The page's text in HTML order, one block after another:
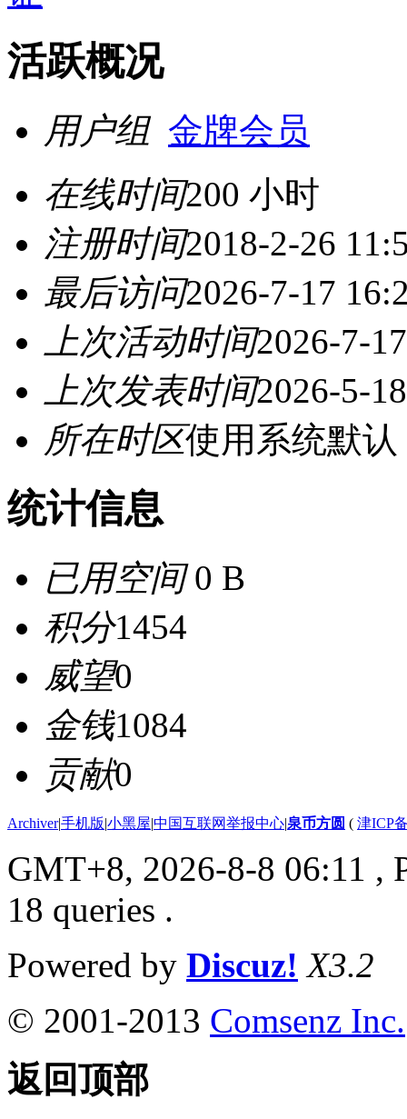
活跃概况
用户组 金牌会员
在线时间200 小时
注册时间2018-2-26
最后访问2026-7-17
上次活动时间2026-7-
上次发表时间2026-5-
所在时区使用系统默认
统计信息
已用空间0 B
积分1454
威望0
金钱1084
贡献0
Archiver|手机版|小黑屋|中国互联网举报中心|泉币方圆 ( 津ICP
GMT+8, 2026-8-8 06:11 ,
18 queries .
Powered by Discuz! X3.2
© 2001-2013 Comsenz Inc.
返回顶部